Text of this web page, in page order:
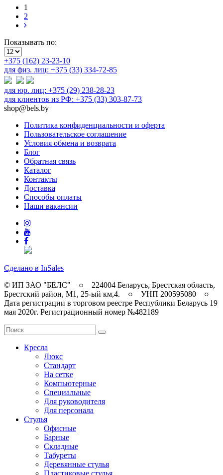
1
2
Показывать по:
+375 (162) 23-23-10
для физ. лиц: +375 (33) 334-72-85
для юр. лиц: +375 (29) 238-28-23
для клиентов из РФ: +375 (33) 303-87-73
shop@bels.by
Политика конфиденциальности и оферта
Пользовательское соглашение
Условия обмена и возврата
Блог
Обратная связь
Каталог
Контакты
Доставка
Способы оплаты
Наши вакансии
Сделано в InSales
© ИП ЗАО "БЕЛС" ○ 224004 Беларусь, Брестская область,
Брестский район, M1, 25-ый км,4. ○ УНП 200595080 ○
Дата регистрации в торговом реестре Республики Беларусь 19
мая 2020г. Регистрационный номер №482189
Кресла
Люкс
Стандарт
На сетке
Компьютерные
Специальные
Для руководителя
Для персонала
Стулья
Офисные
Барные
Складные
Табуреты
Деревянные стулья
Пластиковые стулья